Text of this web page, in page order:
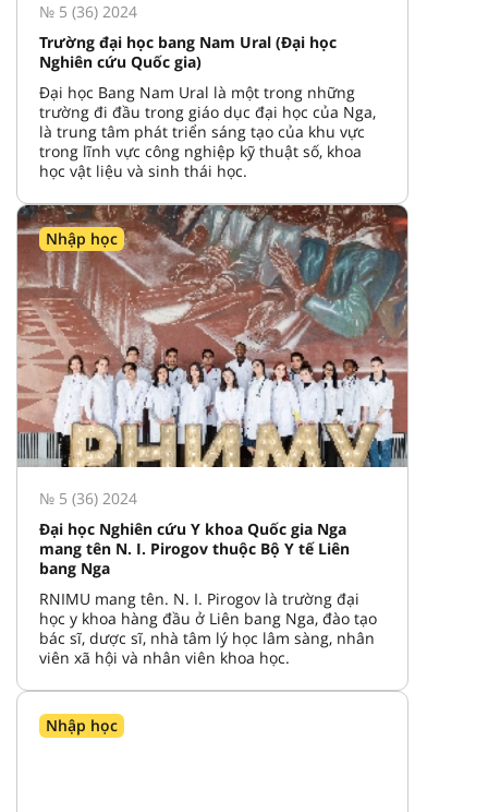
№ 5 (36) 2024
Trường đại học bang Nam Ural (Đại học
Nghiên cứu Quốc gia)
Đại học Bang Nam Ural là một trong những
trường đi đầu trong giáo dục đại học của Nga,
là trung tâm phát triển sáng tạo của khu vực
trong lĩnh vực công nghiệp kỹ thuật số, khoa
học vật liệu và sinh thái học.
Nhập học
№ 5 (36) 2024
Đại học Nghiên cứu Y khoa Quốc gia Nga
mang tên N. I. Pirogov thuộc Bộ Y tế Liên
bang Nga
RNIMU mang tên. N. I. Pirogov là trường đại
học y khoa hàng đầu ở Liên bang Nga, đào tạo
bác sĩ, dược sĩ, nhà tâm lý học lâm sàng, nhân
viên xã hội và nhân viên khoa học.
Nhập học